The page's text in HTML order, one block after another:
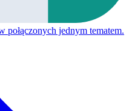
połączonych jednym tematem.